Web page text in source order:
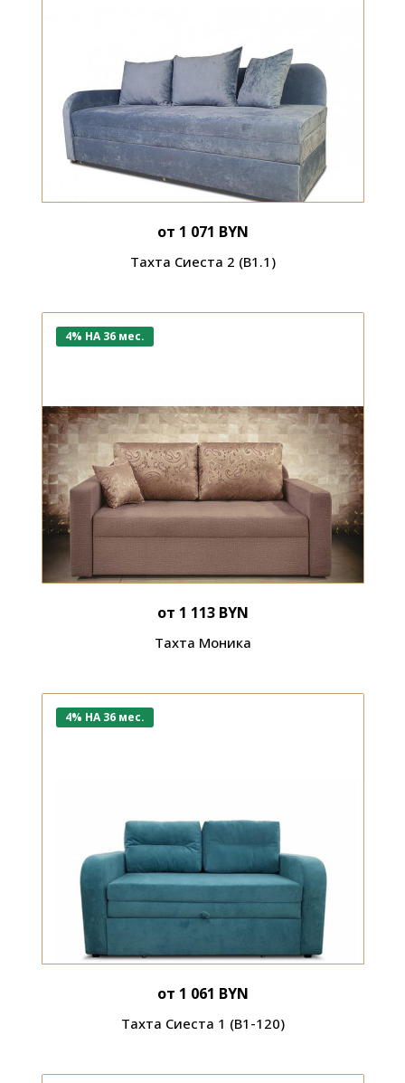
от 1 071 BYN
Тахта Сиеста 2 (В1.1)
4% НА 36 мес.
от 1 113 BYN
Тахта Моника
4% НА 36 мес.
от 1 061 BYN
Тахта Сиеста 1 (В1-120)